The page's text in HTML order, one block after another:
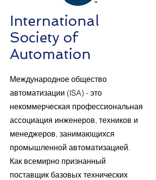
International
Society of
Automation
Международное общество
автоматизации (ISA) - это
некоммерческая профессиональная
ассоциация инженеров, техников и
менеджеров, занимающихся
промышленной автоматизацией.
Как всемирно признанный
поставщик базовых технических